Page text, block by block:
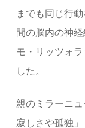
までも同じ行
間の脳内の神
モ・リッツォ
した。
親のミラーニ
寂しさや孤独